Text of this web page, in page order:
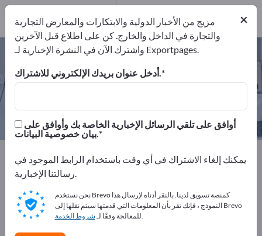
أدوات جراحة – اعثر على الشركات
المصنعة والموردين
14
14
Exportpages الطب والمعامل أدوات جراحة
أعلن مجانًا على Exportpages!
الاحتياجات – العروض – السلع المستعملة – جهات الاتصال
التجارية >> ابدأ من هنا
×
مزيج من الأخبار الدولية والابتكارات والمعارض التجارية
والتجارة في الداخل والخارج. كن على اطلاع قبل الآخرين
واشترك الآن في النشرة الإخبارية لـ Exportpages.
أدخل عنوان بريدك الإلكتروني للاشتراك.
بيان خصوصية البيانات.
يمكنك إلغاء الاشتراك في أي وقت باستخدام الرابط الموجود في
رسالتنا الإخبارية.
نحن نستخدم Brevo كمنصة تسويق لدينا. بالنقر أدناه لإرسال هذا
النموذج ، فإنك تقر بأن المعلومات التي قدمتها سيتم نقلها إلى Brevo
للمعالجة وفقًا لـشروط الخدمة .